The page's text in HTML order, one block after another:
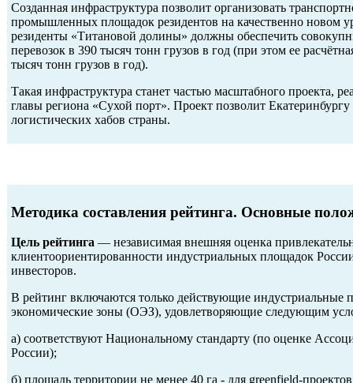
Созданная инфраструктура позволит организовать
промышленных площадок резидентов на качественно новом
резиденты «Титановой долины» должны обеспечить
перевозок в 390 тысяч тонн грузов в год (при этом ее
тысяч тонн грузов в год).
Такая инфраструктура станет частью масштабного проекта,
главы региона «Сухой порт». Проект позволит
логистических хабов страны.
Методика составления рейтинга. Основные
Цель рейтинга — независимая внешняя оценка
клиентоориентированности индустриальных площадок
инвесторов.
В рейтинг включаются только действующие
экономические зоны (ОЭЗ), удовлетворяющие следующим
а) соответствуют Национальному стандарту (по оценке
России);
б) площадь территории не менее 40 га - для greenfield-